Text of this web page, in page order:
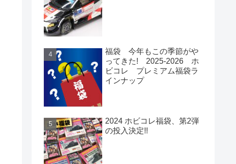
福袋 今年もこの季節がや
ってきた! 2025-2026 ホ
ビコレ プレミアム福袋ラ
インナップ
2024 ホビコレ福袋、第2弾
の投入決定!!